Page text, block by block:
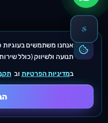
אנחנו משתמשים בעוגיות
במדיניות הפרטיות וב